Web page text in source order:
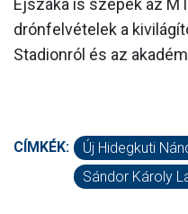
Éjszaka is szépek az
drónfelvételek a
Stadionról és az
CÍMKÉK:
Új Hidegkuti
Sándor Károly